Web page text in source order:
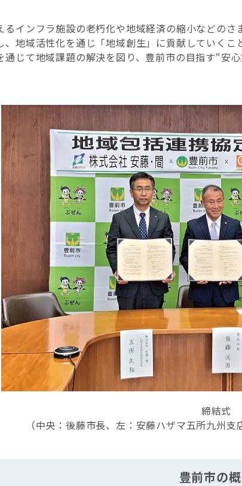
るインフラ施設の老朽化や地域経済の縮小などの
地域活性化を通じ「地域創生」に貢献していくこ
通じて地域課題の解決を図り、豊前市の目指す“安
締結式
（中央：後藤市長、左：安藤ハザマ五所九州支
豊前市の